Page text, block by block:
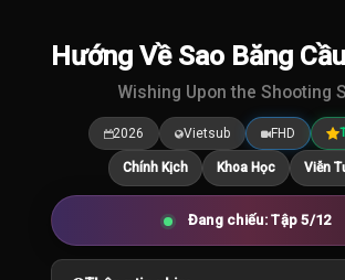
Hướng Về Sao Băng
Wishing Upon the Shooting
2026 Vietsub FHD
Chính Kịch Khoa Học Viễn
Đang chiếu: Tập 5/12